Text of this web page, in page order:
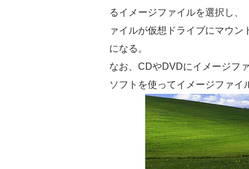
るイメージファイルを選択し、
ァイルが仮想ドライブにマウ
になる。
なお、CDやDVDにイメージフ
ソフトを使ってイメージファイ